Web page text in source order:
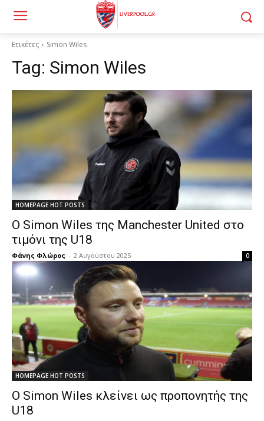
Ετικέτες Simon Wiles
Tag: Simon Wiles
HOMEPAGE HOT POSTS
Ο Simon Wiles της Manchester United στο
τιμόνι της U18
Φάνης Φλώρος - 2 Αυγούστου 2025 0
HOMEPAGE HOT POSTS
Ο Simon Wiles κλείνει ως προπονητής της
U18